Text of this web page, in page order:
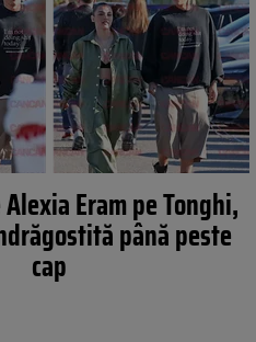
Eram pe Tonghi,
până peste
cap